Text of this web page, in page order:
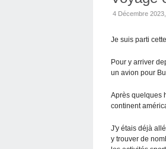
4 Décembre
Je suis parti
Pour y arriver
un avion pour
Après quelques
continent
J'y étais déjà
y trouver de